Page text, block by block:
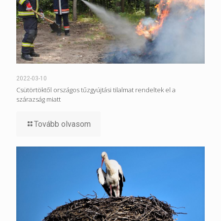
2022-03-10
Csütörtöktől országos tűzgyújtási tilalmat rendeltek el a
szárazság miatt
Tovább olvasom